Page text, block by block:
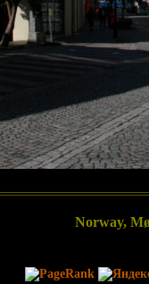
Norway,